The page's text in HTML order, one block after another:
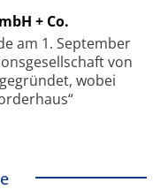
+ Co.
am 1. September
von
wobei